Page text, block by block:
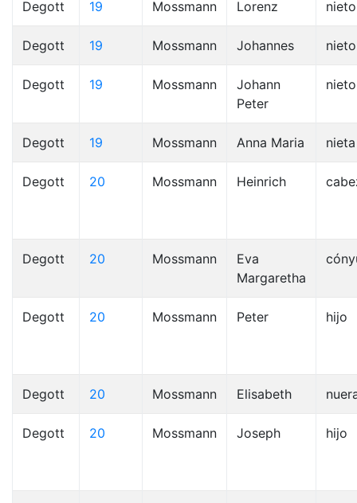
Degott 19 Mossmann Lorenz nieto
Degott 19 Mossmann Johannes nieto
Degott 19 Mossmann
Johann
Peter
nieto
Degott 19 Mossmann Anna Maria nieta
Degott 20 Mossmann Heinrich
Degott 20 Mossmann
Eva
Margaretha
Degott 20 Mossmann Peter hijo
Degott 20 Mossmann Elisabeth
Degott 20 Mossmann Joseph hijo